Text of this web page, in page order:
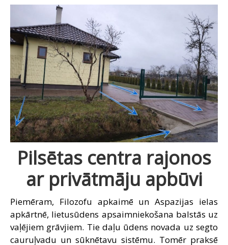
Pilsētas centra rajonos
ar privātmāju apbūvi
Piemēram, Filozofu apkaimē un Aspazijas ielas
apkārt­nē, lietusūdens apsaimniekošana balstās uz
vaļējiem grāvjiem. Tie daļu ūdens novada uz segto
cauruļvadu un sūknētavu sistēmu. Tomēr praksē